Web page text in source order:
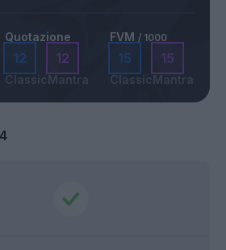
Quotazione
12
Classic
12
Mantra
FVM / 1000
15
Classic
15
Mantra